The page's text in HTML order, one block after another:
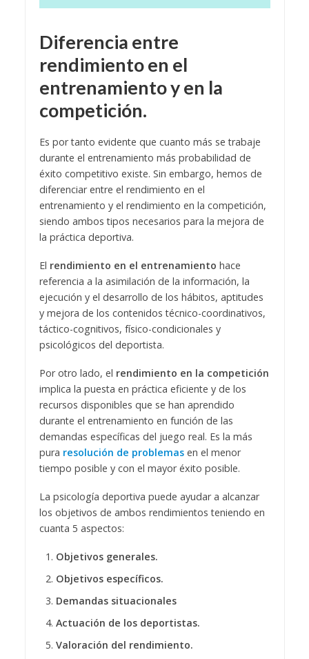
Diferencia entre
rendimiento en el
entrenamiento y en la
competición.
Es por tanto evidente que cuanto más se trabaje
durante el entrenamiento más probabilidad de
éxito competitivo existe. Sin embargo, hemos de
diferenciar entre el rendimiento en el
entrenamiento y el rendimiento en la competición,
siendo ambos tipos necesarios para la mejora de
la práctica deportiva.
El rendimiento en el entrenamiento hace
referencia a la asimilación de la información, la
ejecución y el desarrollo de los hábitos, aptitudes
y mejora de los contenidos técnico-coordinativos,
táctico-cognitivos, físico-condicionales y
psicológicos del deportista.
Por otro lado, el rendimiento en la competición
implica la puesta en práctica eficiente y de los
recursos disponibles que se han aprendido
durante el entrenamiento en función de las
demandas específicas del juego real. Es la más
pura resolución de problemasen el menor
tiempo posible y con el mayor éxito posible.
La psicología deportiva puede ayudar a alcanzar
los objetivos de ambos rendimientos teniendo en
cuanta 5 aspectos:
Objetivos generales.
Objetivos específicos.
Demandas situacionales
Actuación de los deportistas.
Valoración del rendimiento.